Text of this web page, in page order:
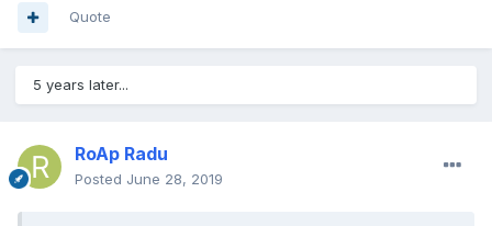
Quote
5 years later...
RoAp Radu
Posted June 28, 2019